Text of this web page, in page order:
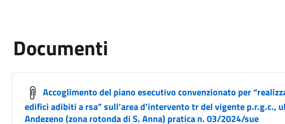
Documenti
Accoglimento del piano esecutivo convenzionato per
edifici adibiti a rsa” sull’area d’intervento tr del vigente p.r.g.c.,
Andezeno (zona rotonda di S. Anna) pratica n. 03/2024/sue